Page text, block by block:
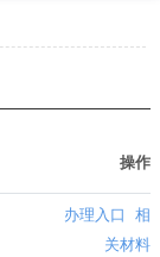
操作
办理入口 相
关材料